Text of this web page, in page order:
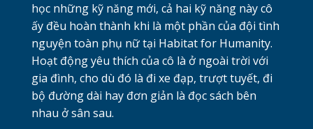
học những kỹ năng mới, cả hai kỹ năng này cô
ấy đều hoàn thành khi là một phần của đội tình
nguyện toàn phụ nữ tại Habitat for Humanity.
Hoạt động yêu thích của cô là ở ngoài trời với
gia đình, cho dù đó là đi xe đạp, trượt tuyết, đi
bộ đường dài hay đơn giản là đọc sách bên
nhau ở sân sau.